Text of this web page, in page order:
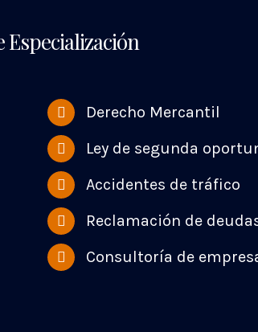
Especialización
Derecho Mercantil
Ley de segunda
Accidentes de tráfico
Reclamación de
Consultoría de